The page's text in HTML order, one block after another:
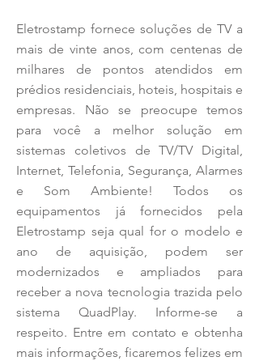
Eletrostamp fornece soluções de TV a
mais de vinte anos, com centenas de
milhares de pontos atendidos em
prédios residenciais, hoteis, hospitais e
empresas. Não se preocupe temos
para você a melhor solução em
sistemas coletivos de TV/TV Digital,
Internet, Telefonia, Segurança, Alarmes
e Som Ambiente! Todos os
equipamentos já fornecidos pela
Eletrostamp seja qual for o modelo e
ano de aquisição, podem ser
modernizados e ampliados para
receber a nova tecnologia trazida pelo
sistema QuadPlay. Informe-se a
respeito. ​Entre em contato e obtenha
mais informações, ficaremos felizes em